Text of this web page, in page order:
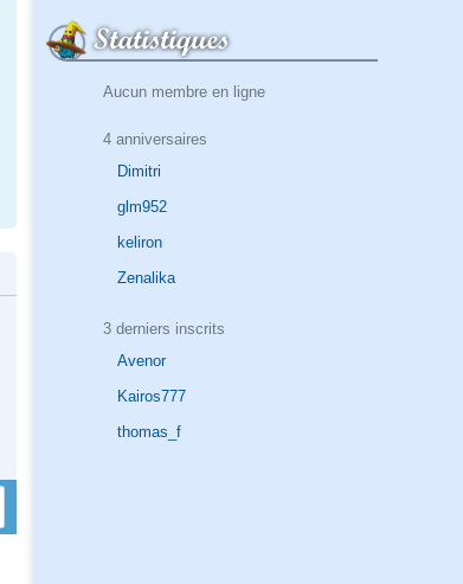
Statistiques
Aucun membre en ligne
4 anniversaires
Dimitri
glm952
keliron
Zenalika
3 derniers inscrits
Avenor
Kairos777
thomas_f